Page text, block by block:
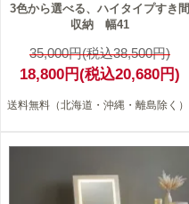
3色から選べる、ハイタイプすき間
収納 幅41
35,000円(税込38,500円)
18,800円(税込20,680円)
送料無料（北海道・沖縄・離島除く）